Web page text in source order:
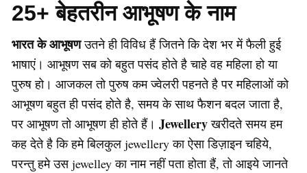
25+ बेहतरीन आभूषण के नाम
भारत के आभूषणउतने ही विविध हैं जितने कि देश भर में फैली हुई
भाषाएं। आभूषण सब को बहुत पसंद होते है चाहे वह महिला हो या
पुरुष हो। आजकल तो पुरुष कम ज्वेलरी पहनते है पर महिलाओं को
आभूषण बहुत ही पसंद होते है, समय के साथ फैशन बदल जाता है,
पर आभूषण तो आभूषण ही होते हैं। Jewelleryखरीदते समय हम
कह देते है कि हमे बिलकुल jewellery का ऐसा डिज़ाइन चहिये,
परन्तु हमे उस jewelley का नाम नहीं पता होता हैं, तो आइये जानते